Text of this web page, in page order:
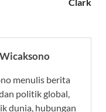
menulis berita
politik global,
dunia, hubungan